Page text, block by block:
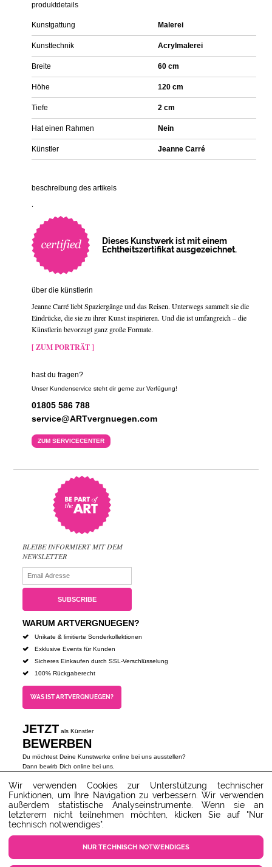
produktdetails
Kunstgattung Malerei
Kunsttechnik Acrylmalerei
Breite 60 cm
Höhe 120 cm
Tiefe 2 cm
Hat einen Rahmen Nein
Künstler Jeanne Carré
beschreibung des artikels
.
Dieses Kunstwerk ist mit einem
Echtheitszertifikat ausgezeichnet.
über die künstlerin
Jeanne Carré liebt Spaziergänge und das Reisen. Unterwegs sammelt sie die
Eindrücke, die sie zu ihrer Kunst inspirieren. Und die ist umfangreich – die
Künstlerin bevorzugt ganz große Formate.
[ ZUM PORTRÄT ]
hast du fragen?
Unser Kundenservice steht dir gerne zur Verfügung!
01805 586 788
service@ARTvergnuegen.com
ZUM SERVICECENTER
BLEIBE INFORMIERT MIT DEM
NEWSLETTER
WARUM ARTVERGNUEGEN?
Unikate & limitierte Sonderkollektionen
Exklusive Events für Kunden
Sicheres Einkaufen durch SSL-Verschlüsselung
100% Rückgaberecht
WAS IST ARTVERGNUEGEN?
JETZT als Künstler
BEWERBEN
Du möchtest Deine Kunstwerke online bei uns ausstellen?
Dann bewirb Dich online bei uns.
setzen, und schon bald können auch Deine kreativen,
individuellen Kunstwerke von Liebhabern gesehen und online
bestellt werden.
ALS KÜNSTLER BEWERBEN
Wir verwenden Cookies zur Unterstützung technischer
Funktionen, um Ihre Navigation zu verbessern. Wir verwenden
außerdem statistische Analyseinstrumente. Wenn sie an
letzterem nicht teilnehmen möchten, klicken Sie auf "Nur
technisch notwendiges".
NUR TECHNISCH NOTWENDIGES